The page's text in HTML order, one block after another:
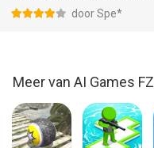
door Spe*
Meer van AI Games FZ